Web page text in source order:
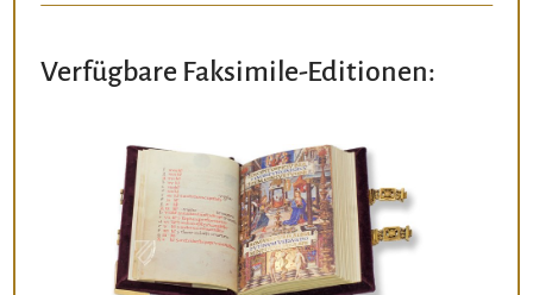
Verfügbare Faksimile-Editionen: